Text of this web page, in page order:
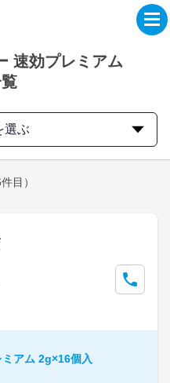
速効プレミアム
選ぶ
目）
ミアム 2g×16個入